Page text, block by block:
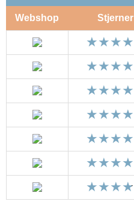
Webshop Stjerner